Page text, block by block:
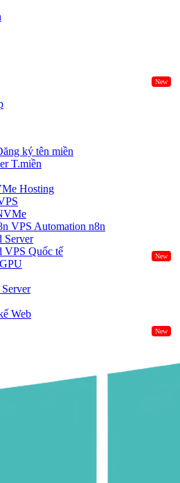
New
ký tên miền
T.miền
Hosting
VPS Automation n8n
Server
VPS Quốc tế
New
Web
New